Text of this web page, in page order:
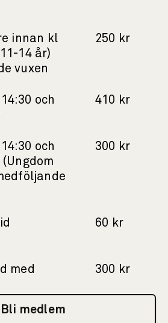
innan kl
14 år)
vuxen
250 kr
och
410 kr
och
300 kr
60 kr
med
300 kr
Bli medlem